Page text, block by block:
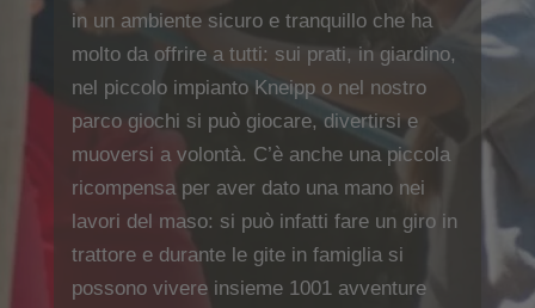
in un ambiente sicuro e tranquillo che ha
molto da offrire a tutti: sui prati, in giardino,
nel piccolo impianto Kneipp o nel nostro
parco giochi si può giocare, divertirsi e
muoversi a volontà. C’è anche una piccola
ricompensa per aver dato una mano nei
lavori del maso: si può infatti fare un giro in
trattore e durante le gite in famiglia si
possono vivere insieme 1001 avventure